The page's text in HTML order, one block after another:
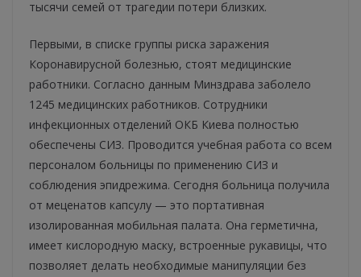
тысячи семей от трагедии потери близких.
Первыми, в списке группы риска заражения
Коронавирусной болезнью, стоят медицинские
работники. Согласно данным Минздрава заболело
1245 медицинских работников. Сотрудники
инфекционных отделений ОКБ Киева полностью
обеспечены СИЗ. Проводится учебная работа со всем
персоналом больницы по применению СИЗ и
соблюдения эпидрежима. Сегодня больница получила
от меценатов капсулу — это портативная
изолированная мобильная палата. Она герметична,
имеет кислородную маску, встроенные рукавицы, что
позволяет делать необходимые манипуляции без